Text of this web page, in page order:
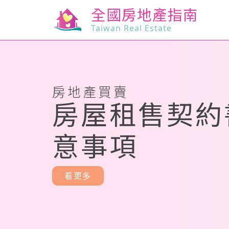
全國房地產指南
Taiwan Real Estate
房地產買賣
房屋租售契
意事項
看更多